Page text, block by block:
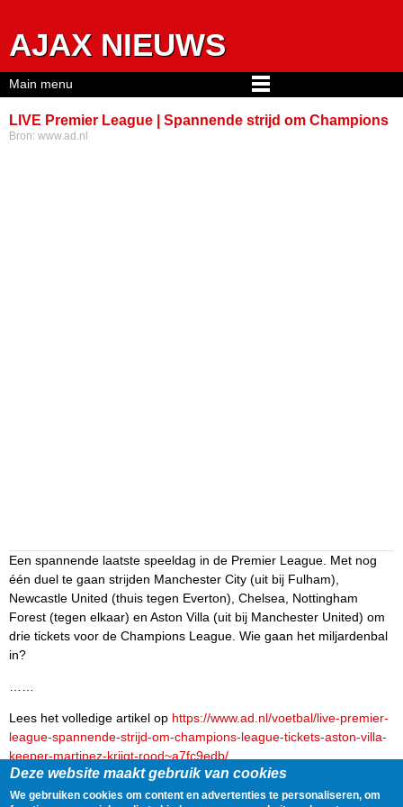
AJAX NIEUWS
LIVE Premier League | Spannende strijd om Champions
Bron: www.ad.nl
Een spannende laatste speeldag in de Premier League. Met nog
één duel te gaan strijden Manchester City (uit bij Fulham),
Newcastle United (thuis tegen Everton), Chelsea, Nottingham
Forest (tegen elkaar) en Aston Villa (uit bij Manchester United) om
drie tickets voor de Champions League. Wie gaan het miljardenbal
in?
Lees het volledige artikel op https://www.ad.nl/voetbal/live-premier-
league-spannende-strijd-om-champions-league-tickets-aston-villa-
keeper-martinez-krijgt-rood~a7fc9edb/
Delen 25 May, 2025 - 17:47
Main menu
Deze website maakt gebruik van cookies
We gebruiken cookies om content en advertenties te personaliseren, om